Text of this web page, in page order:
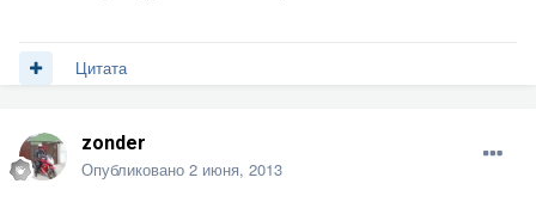
Цитата
zonder
Опубликовано 2 июня, 2013